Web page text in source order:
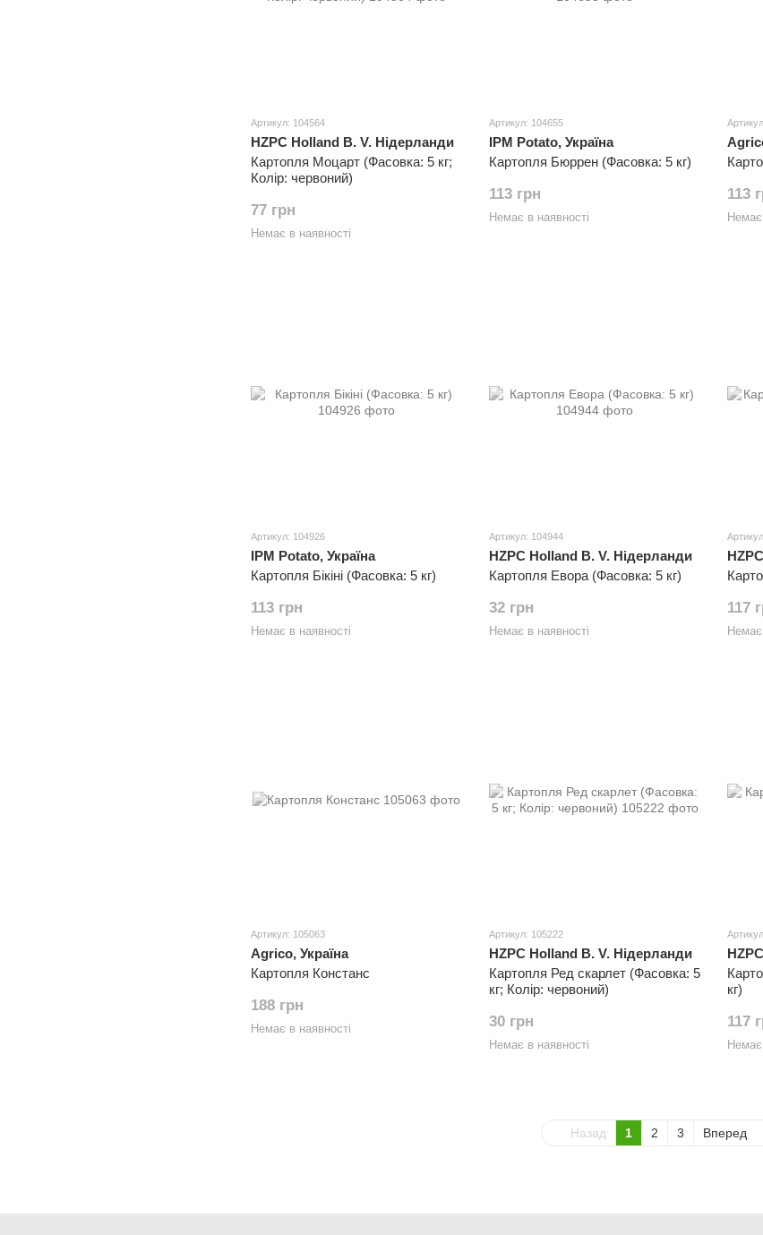
Артикул: 104564
HZPC Holland B. V. Нідерланди
Картопля Моцарт (Фасовка: 5 кг;
Колір: червоний)
77 грн
Немає в наявності
Артикул: 104655
IPM Potato, Україна
Картопля Бюррен (Фасовка: 5 кг)
113 грн
Немає в наявності
113
Немає
Артикул: 104926
IPM Potato, Україна
Картопля Бікіні (Фасовка: 5 кг)
113 грн
Немає в наявності
Артикул: 104944
HZPC Holland B. V. Нідерланди
Картопля Евора (Фасовка: 5 кг)
32 грн
Немає в наявності
117
Немає
Артикул: 105063
Agrico, Україна
Картопля Констанс
188 грн
Немає в наявності
Артикул: 105222
HZPC Holland B. V. Нідерланди
Картопля Ред скарлет (Фасовка: 5
кг; Колір: червоний)
30 грн
Немає в наявності
кг)
117
Немає
Назад 1 2 3 Вперед